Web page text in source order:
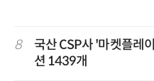
8
국산 CSP사 '마켓플레
션 1439개